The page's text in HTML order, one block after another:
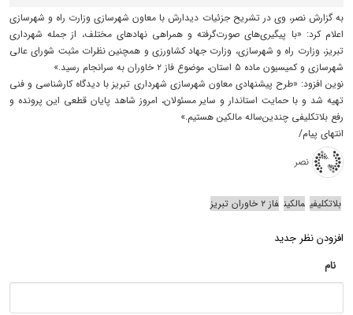
به گزارش نصر، وی در تشریح جزئیات دیدارش با معاون شهرسازی وزارت راه و شهرسازی
اعلام کرد: «با پیگیری‌های صورت‌گرفته و همراهی نهادهای مختلف، از جمله شهرداری
تبریز، وزارت راه و شهرسازی، وزارت جهاد کشاورزی و همچنین نظرات مثبت شورای عالی
شهرسازی و کمیسیون ماده ۵ استان، موضوع فاز ۲ خاوران به سرانجام رسید.»
نوین افزود: «طرح پیشنهادی معاون شهرسازی شهرداری تبریز با دیدگاه کارشناسی و فنی
تهیه شد و با حمایت استاندار و سایر مسئولان، امروز شاهد پایان قطعی این پرونده و
رفع بلاتکلیفی چندین‌ساله مالکین هستیم.»
انتهای پیام/
نصر
بلاتکلیفی مالکین فاز ۲ خاوران تبریز
افزودن نظر جدید
نام